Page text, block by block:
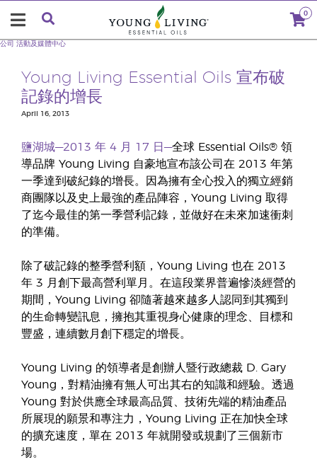
0
公司 活動及媒體中心
Young Living Essential Oils 宣布破
記錄的增長
April 16, 2013
鹽湖城—2013 年 4 月 17 日—全球 Essential Oils® 領
導品牌 Young Living 自豪地宣布該公司在 2013 年第
一季達到破紀錄的增長。因為擁有全心投入的獨立經銷
商團隊以及史上最強的產品陣容，Young Living 取得
了迄今最佳的第一季營利記錄，並做好在未來加速衝刺
的準備。
除了破記錄的整季營利額，Young Living 也在 2013
年 3 月創下最高營利單月。在這段業界普遍慘淡經營的
期間，Young Living 卻隨著越來越多人認同到其獨到
的生命轉變訊息，擁抱其重視身心健康的理念、目標和
豐盛，連續數月創下穩定的增長。
Young Living 的領導者是創辦人暨行政總裁 D. Gary
Young，對精油擁有無人可出其右的知識和經驗。透過
Young 對於供應全球最高品質、技術先端的精油產品
所展現的願景和專注力，Young Living 正在加快全球
的擴充速度，單在 2013 年就開發或規劃了三個新市
場。